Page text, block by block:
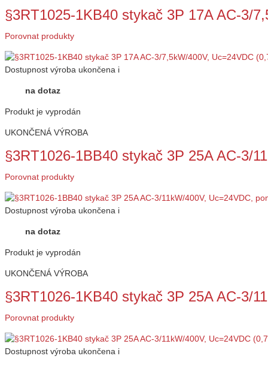
§3RT1025-1KB40 stykač 3P 17A AC-3/
Porovnat produkty
Dostupnost výroba ukončena i
na dotaz
Produkt je vyprodán
UKONČENÁ VÝROBA
§3RT1026-1BB40 stykač 3P 25A AC-3/
Porovnat produkty
Dostupnost výroba ukončena i
na dotaz
Produkt je vyprodán
UKONČENÁ VÝROBA
§3RT1026-1KB40 stykač 3P 25A AC-3/
Porovnat produkty
Dostupnost výroba ukončena i